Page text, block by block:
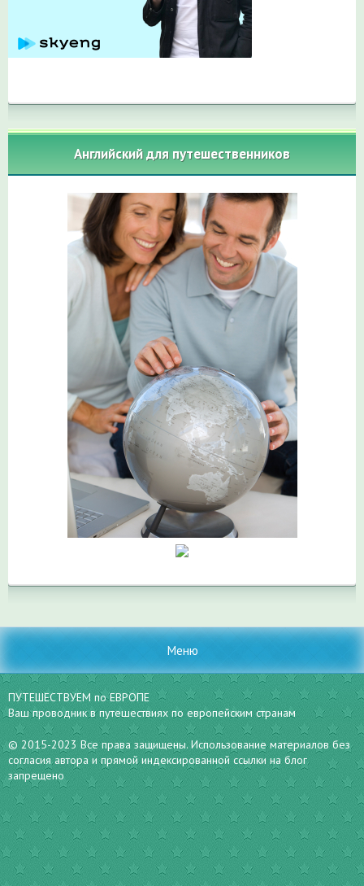
Английский для путешественников
Меню
ПУТЕШЕСТВУЕМ по ЕВРОПЕ
Ваш проводник в путешествиях по европейским странам
© 2015-2023 Все права защищены. Использование материалов без
согласия автора и прямой индексированной ссылки на блог
запрещено